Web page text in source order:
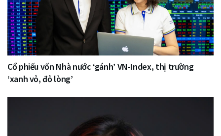
Cổ phiếu vốn Nhà nước ‘gánh’ VN-Index, thị trường
‘xanh vỏ, đỏ lòng’